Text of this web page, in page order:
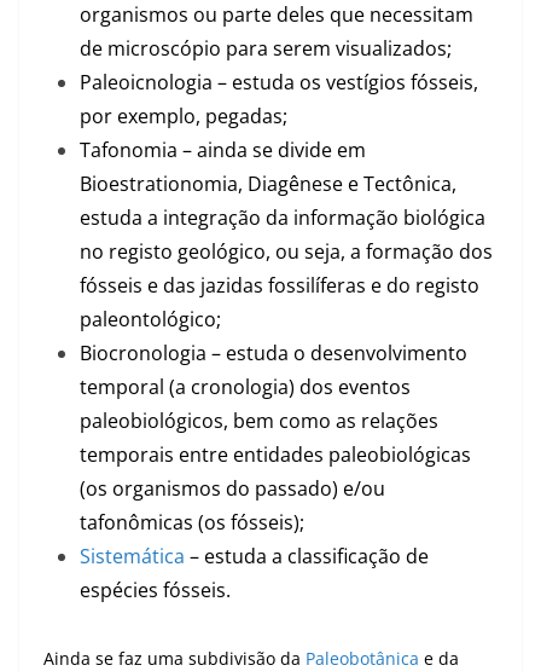
organismos ou parte deles que necessitam
de microscópio para serem visualizados;
Paleoicnologia – estuda os vestígios fósseis,
por exemplo, pegadas;
Tafonomia – ainda se divide em
Bioestrationomia, Diagênese e Tectônica,
estuda a integração da informação biológica
no registo geológico, ou seja, a formação dos
fósseis e das jazidas fossilíferas e do registo
paleontológico;
Biocronologia – estuda o desenvolvimento
temporal (a cronologia) dos eventos
paleobiológicos, bem como as relações
temporais entre entidades paleobiológicas
(os organismos do passado) e/ou
tafonômicas (os fósseis);
Sistemática – estuda a classificação de
espécies fósseis.
Ainda se faz uma subdivisão da Paleobotânica e da